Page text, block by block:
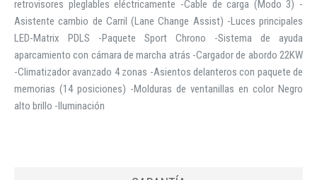
retrovisores pleglables eléctricamente -Cable de carga (Modo 3) -
Asistente cambio de Carril (Lane Change Assist) -Luces principales
LED-Matrix PDLS -Paquete Sport Chrono -Sistema de ayuda
aparcamiento con cámara de marcha atrás -Cargador de abordo 22KW
-Climatizador avanzado 4 zonas -Asientos delanteros con paquete de
memorias (14 posiciones) -Molduras de ventanillas en color Negro
alto brillo -Iluminación